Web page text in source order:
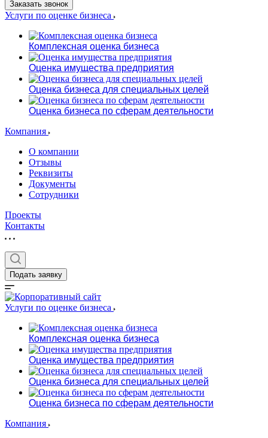
Заказать звонок
Услуги по оценке бизнеса
Комплексная оценка бизнеса
Оценка имущества предприятия
Оценка бизнеса для специальных целей
Оценка бизнеса по сферам деятельности
Компания
О компании
Отзывы
Реквизиты
Документы
Сотрудники
Проекты
Контакты
Подать заявку
Услуги по оценке бизнеса
Комплексная оценка бизнеса
Оценка имущества предприятия
Оценка бизнеса для специальных целей
Оценка бизнеса по сферам деятельности
Компания